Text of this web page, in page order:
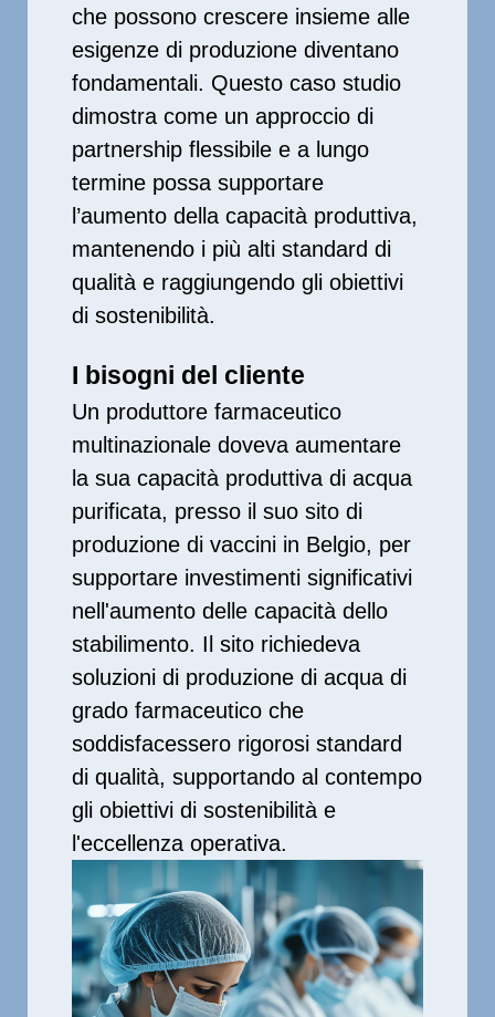
che possono crescere insieme alle
esigenze di produzione diventano
fondamentali. Questo caso studio
dimostra come un approccio di
partnership flessibile e a lungo
termine possa supportare
l’aumento della capacità produttiva,
mantenendo i più alti standard di
qualità e raggiungendo gli obiettivi
di sostenibilità.
I bisogni del cliente
Un produttore farmaceutico
multinazionale doveva aumentare
la sua capacità produttiva di acqua
purificata, presso il suo sito di
produzione di vaccini in Belgio, per
supportare investimenti significativi
nell'aumento delle capacità dello
stabilimento. Il sito richiedeva
soluzioni di produzione di acqua di
grado farmaceutico che
soddisfacessero rigorosi standard
di qualità, supportando al contempo
gli obiettivi di sostenibilità e
l'eccellenza operativa.